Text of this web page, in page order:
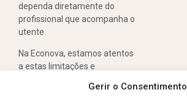
Gerir o Consentimento
dependa diretamente do
profissional que acompanha o
utente.
Na Econova, estamos atentos
a estas limitações e
coordenação, comunicação